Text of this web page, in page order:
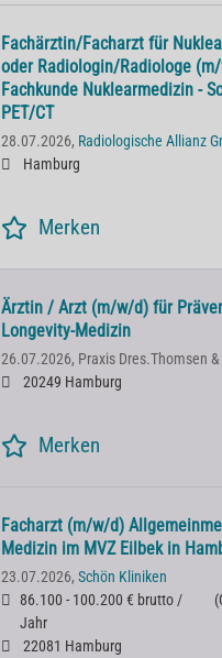
Fachärztin/Facharzt für
oder Radiologin/Radiologe
Fachkunde Nuklearmedizin -
PET/CT
28.07.2026, Radiologische Allianz
Hamburg
Merken
Ärztin / Arzt (m/w/d) für
Longevity-Medizin
26.07.2026, Praxis Dres.Thomsen
20249 Hamburg
Merken
Facharzt (m/w/d)
Medizin im MVZ Eilbek in
23.07.2026, Schön Kliniken
86.100 - 100.200 € brutto /
Jahr
(
22081 Hamburg